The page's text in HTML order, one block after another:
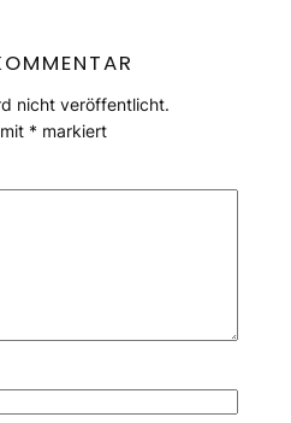
nicht veröffentlicht.
* markiert